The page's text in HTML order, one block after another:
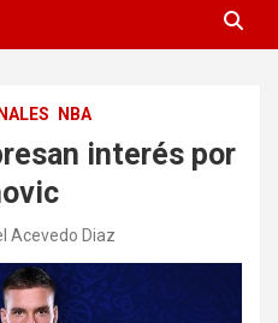
NBA
interés por
Acevedo Diaz